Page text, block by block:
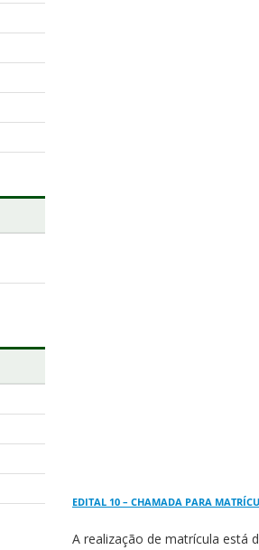
EDITAL 10 – CHAMADA PARA
A realização de matrícula está